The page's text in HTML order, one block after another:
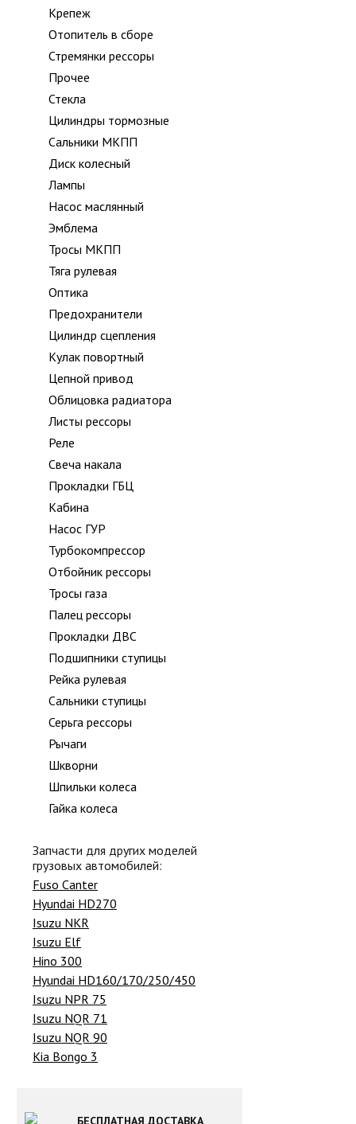
Крепеж
Отопитель в сборе
Стремянки рессоры
Прочее
Стекла
Цилиндры тормозные
Сальники МКПП
Диск колесный
Лампы
Насос маслянный
Эмблема
Тросы МКПП
Тяга рулевая
Оптика
Предохранители
Цилиндр сцепления
Кулак повортный
Цепной привод
Облицовка радиатора
Листы рессоры
Реле
Свеча накала
Прокладки ГБЦ
Кабина
Насос ГУР
Турбокомпрессор
Отбойник рессоры
Тросы газа
Палец рессоры
Прокладки ДВС
Подшипники ступицы
Рейка рулевая
Сальники ступицы
Серьга рессоры
Рычаги
Шкворни
Шпильки колеса
Гайка колеса
Запчасти для других моделей
грузовых автомобилей:
Fuso Canter
Hyundai HD270
Isuzu NKR
Isuzu Elf
Hino 300
Hyundai HD160/170/250/450
Isuzu NPR 75
Isuzu NQR 71
Isuzu NQR 90
Kia Bongo 3
БЕСПЛАТНАЯ ДОСТАВКА